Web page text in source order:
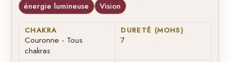
énergie lumineuse
Vision
CHAKRA
Couronne - Tous
chakras
DURETÉ (MOHS)
7